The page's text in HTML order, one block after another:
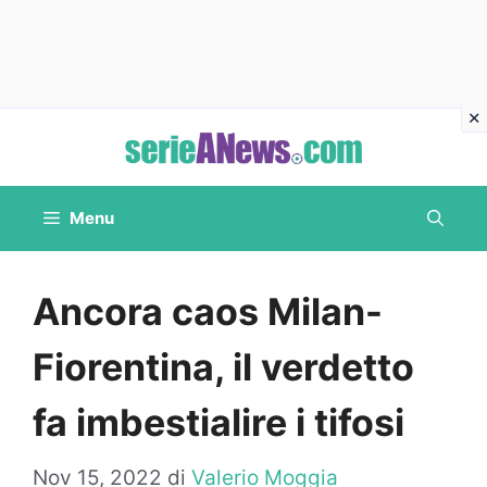
contenuto
Menu
Ancora caos Milan-
Fiorentina, il verdetto
fa imbestialire i tifosi
Nov 15, 2022 di Valerio Moggia